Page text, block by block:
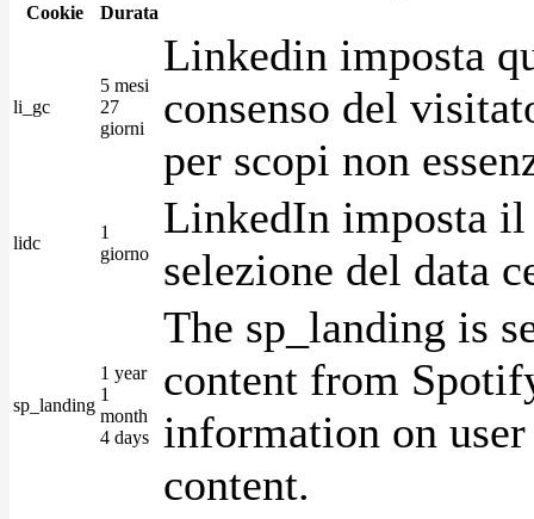
Cookie Durata
li_gc
5 mesi
27
giorni
Linkedin imposta
consenso del
per scopi non
lidc
1
giorno
LinkedIn imposta
selezione del data
sp_landing
1 year
1
month
4 days
The sp_landing is
content from
information on
content.